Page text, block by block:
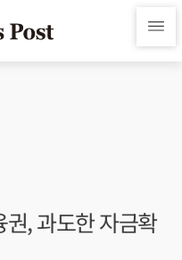
, 과도한 자금확